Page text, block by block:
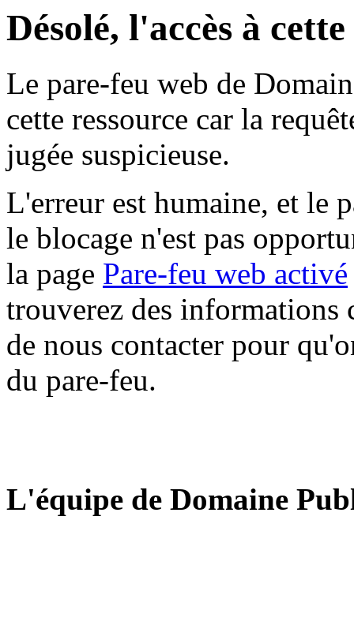
Désolé, l'accès à
Le pare-feu web de
cette ressource car la
jugée suspicieuse.
L'erreur est humaine, et le
le blocage n'est pas
la page Pare-feu web activé
trouverez des informations
de nous contacter pour
du pare-feu.
L'équipe de Domaine